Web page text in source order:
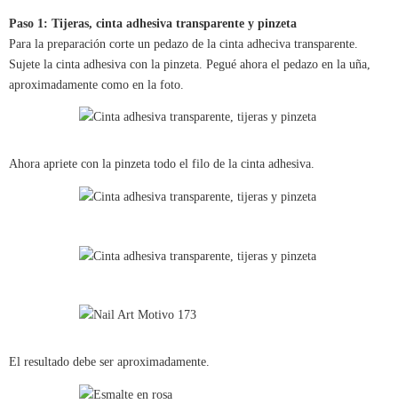
Paso 1: Tijeras, cinta adhesiva transparente y pinzeta
Para la preparación corte un pedazo de la cinta adheciva transparente.
Sujete la cinta adhesiva con la pinzeta. Pegué ahora el pedazo en la uña,
aproximadamente como en la foto.
Ahora apriete con la pinzeta todo el filo de la cinta adhesiva.
El resultado debe ser aproximadamente.